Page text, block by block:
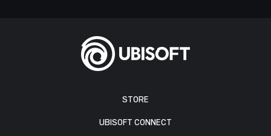
STORE
UBISOFT CONNECT